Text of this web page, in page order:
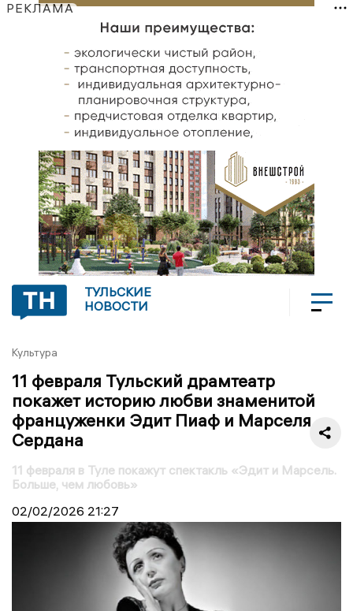
РЕКЛАМА
ТУЛЬСКИЕ
НОВОСТИ
Культура
11 февраля Тульский драмтеатр
покажет историю любви знаменитой
француженки Эдит Пиаф и Марселя
Сердана
11 февраля в Туле покажут спектакль «Эдит и Марсель.
Больше, чем любовь»
02/02/2026 21:27